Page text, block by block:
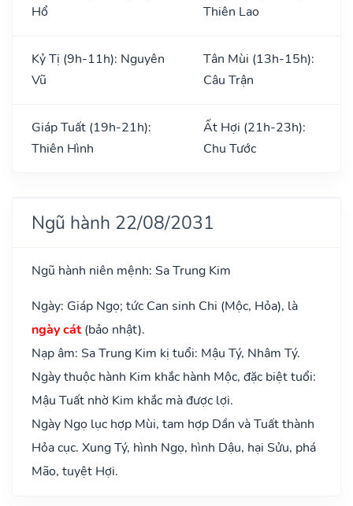
Hổ
Thiên Lao
Kỷ Tị (9h-11h): Nguyên
Vũ
Tân Mùi (13h-15h):
Câu Trận
Giáp Tuất (19h-21h):
Thiên Hình
Ất Hợi (21h-23h):
Chu Tước
Ngũ hành 22/08/2031
Ngũ hành niên mệnh: Sa Trung Kim
Ngày: Giáp Ngọ; tức Can sinh Chi (Mộc, Hỏa), là
ngày cát(bảo nhật).
Nạp âm: Sa Trung Kim kị tuổi: Mậu Tý, Nhâm Tý.
Ngày thuộc hành Kim khắc hành Mộc, đặc biệt tuổi:
Mậu Tuất nhờ Kim khắc mà được lợi.
Ngày Ngọ lục hợp Mùi, tam hợp Dần và Tuất thành
Hỏa cục. Xung Tý, hình Ngọ, hình Dậu, hại Sửu, phá
Mão, tuyệt Hợi.